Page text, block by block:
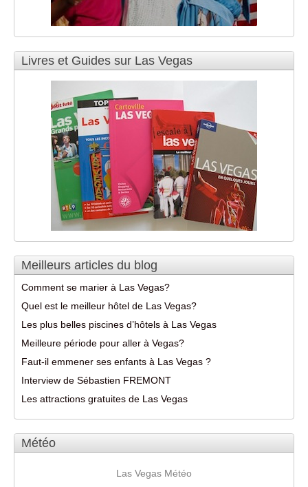
Livres et Guides sur Las Vegas
Meilleurs articles du blog
Comment se marier à Las Vegas?
Quel est le meilleur hôtel de Las Vegas?
Les plus belles piscines d’hôtels à Las Vegas
Meilleure période pour aller à Vegas?
Faut-il emmener ses enfants à Las Vegas ?
Interview de Sébastien FREMONT
Les attractions gratuites de Las Vegas
Météo
Las Vegas Météo